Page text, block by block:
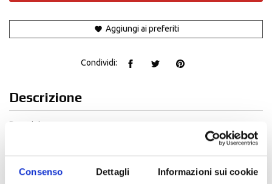
Consenso Dettagli Informazioni sui cookie
Aggiungi ai preferiti
Condividi:
Descrizione
Descrizione
Resistente, ergonomica e con una capacità di 3,7 litri, la Tech Tool
Pack è stata progettata per l'uso Enduro ed è una preziosa aggiunta
al kit di qualsiasi pilota.